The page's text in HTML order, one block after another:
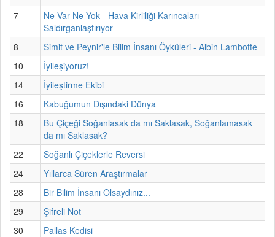
7
Ne Var Ne Yok - Hava Kirliliği Karıncaları
Saldırganlaştırıyor
8
Simit ve Peynir'le Bilim İnsanı Öyküleri - Albin Lambotte
10
İyileşiyoruz!
14
İyileştirme Ekibi
16
Kabuğumun Dışındaki Dünya
18
Bu Çiçeği Soğanlasak da mı Saklasak, Soğanlamasak
da mı Saklasak?
22
Soğanlı Çiçeklerle Reversi
24
Yıllarca Süren Araştırmalar
28
Bir Bilim İnsanı Olsaydınız...
29
Şifreli Not
30
Pallas Kedisi